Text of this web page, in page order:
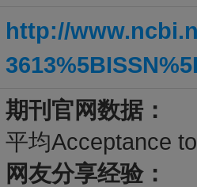
http://
期刊官网数据：
平均Acceptance
网友分享经验：